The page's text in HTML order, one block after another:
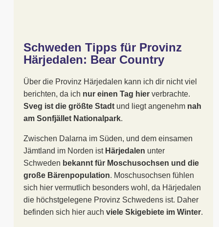
Schweden Tipps für Provinz
Härjedalen: Bear Country
Über die Provinz Härjedalen kann ich dir nicht viel
berichten, da ich nur einen Tag hier verbrachte.
Sveg ist die größte Stadt und liegt angenehm nah
am Sonfjället Nationalpark.
Zwischen Dalarna im Süden, und dem einsamen
Jämtland im Norden ist Härjedalen unter
Schweden bekannt für Moschusochsen und die
große Bärenpopulation. Moschusochsen fühlen
sich hier vermutlich besonders wohl, da Härjedalen
die höchstgelegene Provinz Schwedens ist. Daher
befinden sich hier auch viele Skigebiete im Winter.